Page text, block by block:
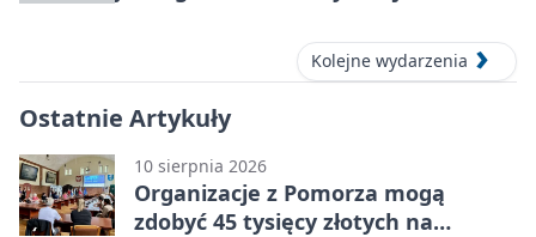
Kolejne wydarzenia
Ostatnie Artykuły
10 sierpnia 2026
Organizacje z Pomorza mogą
zdobyć 45 tysięcy złotych na